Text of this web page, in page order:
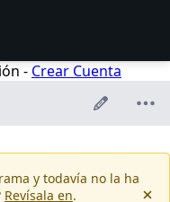
- Crear Cuenta
y todavía no la ha
Revísala en.